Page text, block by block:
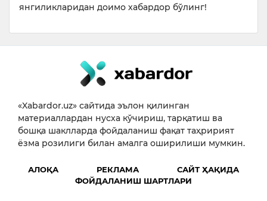
янгиликларидан доимо хабардор бўлинг!
«Xabardor.uz» сайтида эълон қилинган
материаллардан нусха кўчириш, тарқатиш ва
бошқа шаклларда фойдаланиш фақат таҳририят
ёзма розилиги билан амалга оширилиши мумкин.
АЛОҚА РЕКЛАМА
САЙТ ҲАҚИДА
ФОЙДАЛАНИШ ШАРТЛАРИ